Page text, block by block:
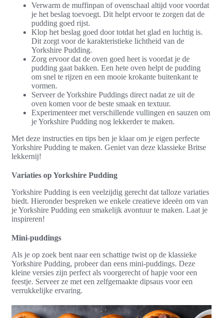
Verwarm de muffinpan of ovenschaal altijd voor voordat
je het beslag toevoegt. Dit helpt ervoor te zorgen dat de
pudding goed rijst.
Klop het beslag goed door totdat het glad en luchtig is.
Dit zorgt voor de karakteristieke lichtheid van de
Yorkshire Pudding.
Zorg ervoor dat de oven goed heet is voordat je de
pudding gaat bakken. Een hete oven helpt de pudding
om snel te rijzen en een mooie krokante buitenkant te
vormen.
Serveer de Yorkshire Puddings direct nadat ze uit de
oven komen voor de beste smaak en textuur.
Experimenteer met verschillende vullingen en sauzen om
je Yorkshire Pudding nog lekkerder te maken.
Met deze instructies en tips ben je klaar om je eigen perfecte
Yorkshire Pudding te maken. Geniet van deze klassieke Britse
lekkernij!
Variaties op Yorkshire Pudding
Yorkshire Pudding is een veelzijdig gerecht dat talloze variaties
biedt. Hieronder bespreken we enkele creatieve ideeën om van
je Yorkshire Pudding een smakelijk avontuur te maken. Laat je
inspireren!
Mini-puddings
Als je op zoek bent naar een schattige twist op de klassieke
Yorkshire Pudding, probeer dan eens mini-puddings. Deze
kleine versies zijn perfect als voorgerecht of hapje voor een
feestje. Serveer ze met een zelfgemaakte dipsaus voor een
verrukkelijke ervaring.